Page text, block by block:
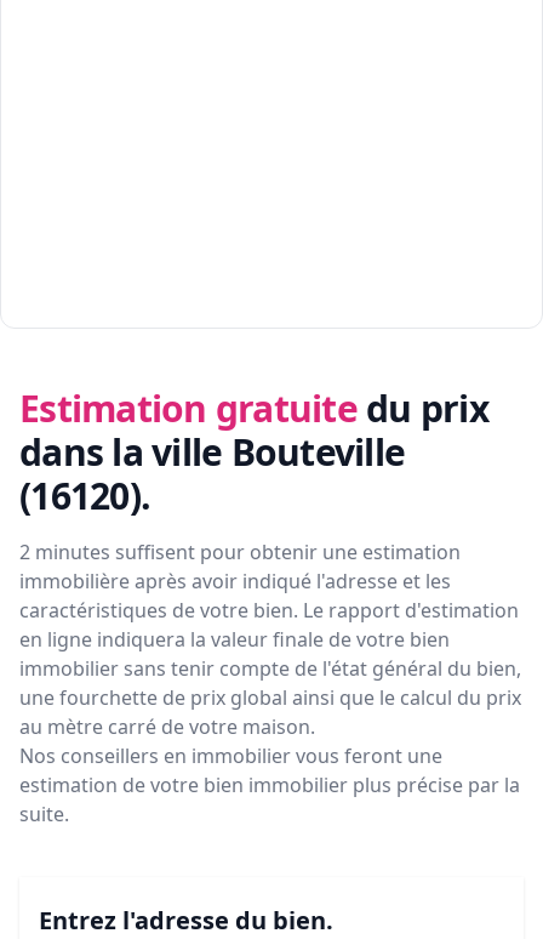
Estimation gratuite du prix
dans la ville Bouteville
(16120).
2 minutes suffisent pour obtenir une estimation
immobilière après avoir indiqué l'adresse et les
caractéristiques de votre bien. Le rapport d'estimation
en ligne indiquera la valeur finale de votre bien
immobilier sans tenir compte de l'état général du bien,
une fourchette de prix global ainsi que le calcul du prix
au mètre carré de votre maison.
Nos conseillers en immobilier vous feront une
estimation de votre bien immobilier plus précise par la
suite.
Entrez l'adresse du bien.